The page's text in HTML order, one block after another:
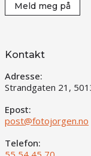
Meld meg på
Kontakt
Adresse:
Strandgaten 21,
Epost:
post@fotojorgen.no
Telefon: